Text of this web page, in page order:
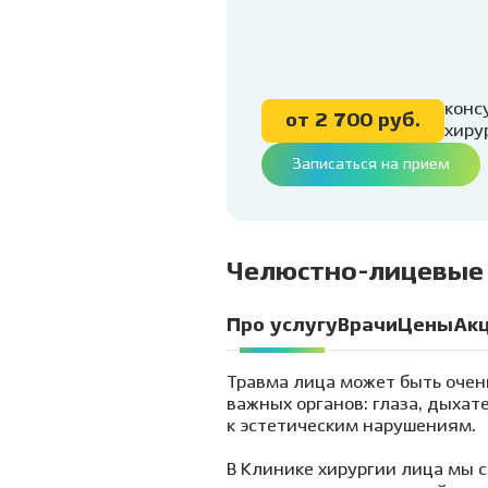
детям
от 2 700 руб.
Записаться на прием
Челюстно-
Про услугуВрачи Цены
Травма лица может быть
важных органов: глаза,
к эстетическим нарушениям.
В Клинике хирургии лица мы